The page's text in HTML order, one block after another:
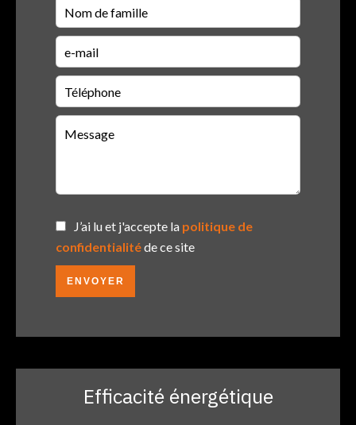
J’ai lu et j'accepte la politique de
confidentialitéde ce site
ENVOYER
Efficacité énergétique